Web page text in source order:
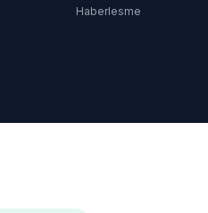
Haberlesme